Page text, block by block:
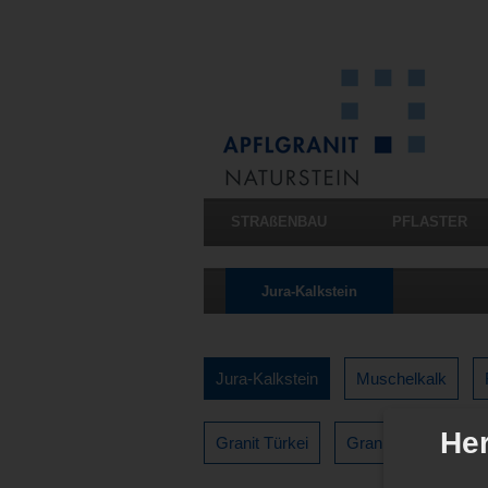
STRAßENBAU PFLASTER
Jura-Kalkstein
Jura-Kalkstein Muschelkalk
Granit Türkei Granit Portugal